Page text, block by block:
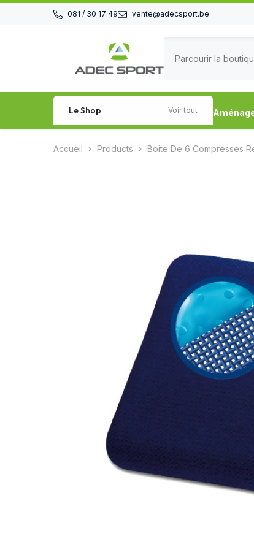
081 / 30 17 49
vente@adecsport.be
Le Shop Voir tout
Accueil Products Boite De 6 Compresses